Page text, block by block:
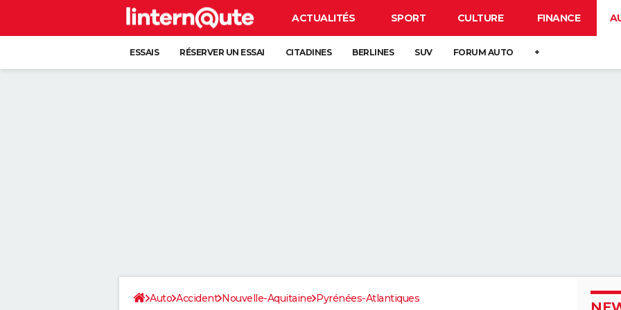
ACTUALITÉS SPORT CULTURE FINANCE
ESSAIS RÉSERVER UN ESSAI CITADINES BERLINES SUV FORUM AUTO +
Auto Accident Nouvelle-Aquitaine Pyrénées-Atlantiques